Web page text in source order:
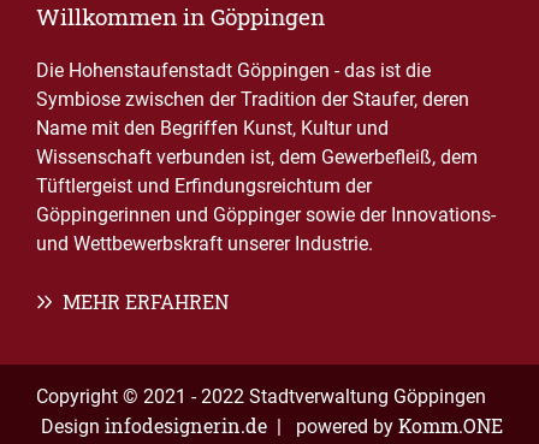
Willkommen in Göppingen
Die Hohenstaufenstadt Göppingen - das ist die
Symbiose zwischen der Tradition der Staufer, deren
Name mit den Begriffen Kunst, Kultur und
Wissenschaft verbunden ist, dem Gewerbefleiß, dem
Tüftlergeist und Erfindungsreichtum der
Göppingerinnen und Göppinger sowie der Innovations-
und Wettbewerbskraft unserer Industrie.
MEHR ERFAHREN
Copyright © 2021 - 2022 Stadtverwaltung Göppingen
Design infodesignerin.de | powered by Komm.ONE